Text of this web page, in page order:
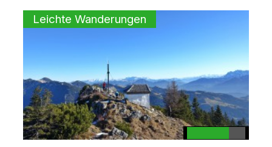
Leichte Wanderungen